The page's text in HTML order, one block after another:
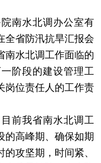
南水北调办公室有
全省防汛抗旱汇报会
南水北调工作面临的
阶段的建设管理工
岗位责任人的工作责
前我省南水北调工
的高峰期、确保如期
攻坚期，时间紧、